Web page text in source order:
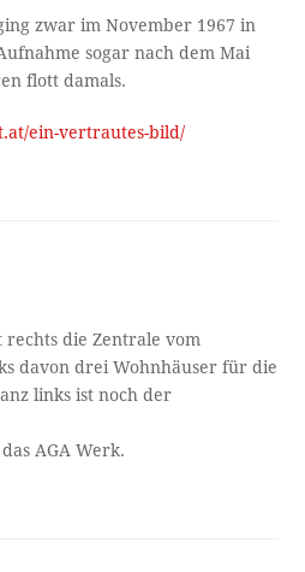
zwar im November 1967 in
sogar nach dem Mai
flott damals.
ein-vertrautes-bild/
rechts die Zentrale vom
davon drei Wohnhäuser für die
links ist noch der
AGA Werk.